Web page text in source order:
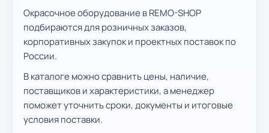
Окрасочное оборудование в REMO-SHOP
подбираются для розничных заказов,
корпоративных закупок и проектных поставок по
России.
В каталоге можно сравнить цены, наличие,
поставщиков и характеристики, а менеджер
поможет уточнить сроки, документы и итоговые
условия поставки.